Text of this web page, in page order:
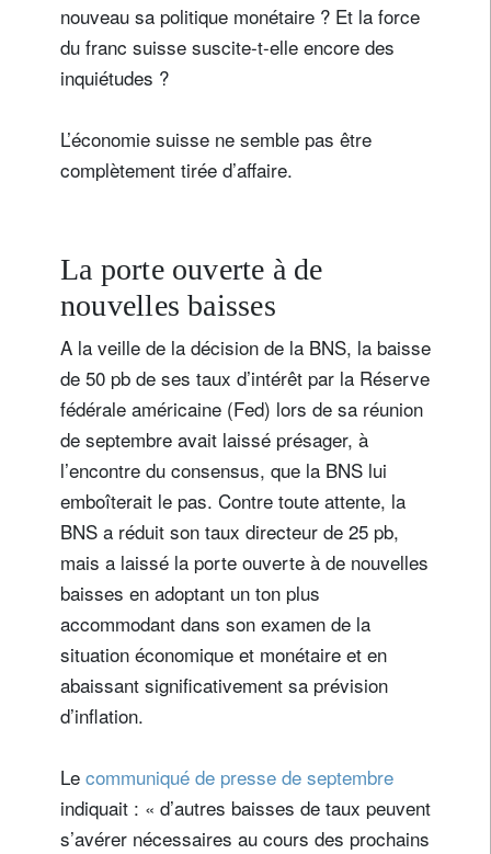
nouveau sa politique monétaire ? Et la force
du franc suisse suscite-t-elle encore des
inquiétudes ?
L’économie suisse ne semble pas être
complètement tirée d’affaire.
La porte ouverte à de
nouvelles baisses
A la veille de la décision de la BNS, la baisse
de 50 pb de ses taux d’intérêt par la Réserve
fédérale américaine (Fed) lors de sa réunion
de septembre avait laissé présager, à
l’encontre du consensus, que la BNS lui
emboîterait le pas. Contre toute attente, la
BNS a réduit son taux directeur de 25 pb,
mais a laissé la porte ouverte à de nouvelles
baisses en adoptant un ton plus
accommodant dans son examen de la
situation économique et monétaire et en
abaissant significativement sa prévision
d’inflation.
Le communiqué de presse de septembre
indiquait : « d’autres baisses de taux peuvent
s’avérer nécessaires au cours des prochains